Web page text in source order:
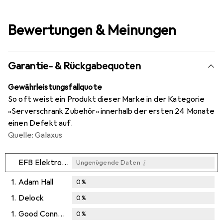
Bewertungen & Meinungen
Garantie- & Rückgabequoten
Gewährleistungsfallquote
So oft weist ein Produkt dieser Marke in der Kategorie
«Serverschrank Zubehör» innerhalb der ersten 24 Monate
einen Defekt auf.
Quelle: Galaxus
EFB Elektronik Ungenügende Daten i
1. Adam Hall 0%
1. Delock 0%
1. Good Connections 0%